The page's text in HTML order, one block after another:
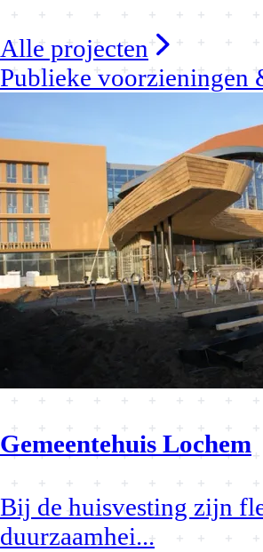
Alle projecten
Publieke voorzieningen
Gemeentehuis Lochem
Bij de huisvesting zijn
duurzaamhei...